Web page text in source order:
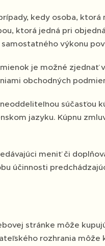
kedy osoba,
ktorá jedná pri
výkonu
je možné zjednať
obchodných
súčasťou
jazyku. Kúpnu
meniť či
účinnosti
stránke môže
rozhrania